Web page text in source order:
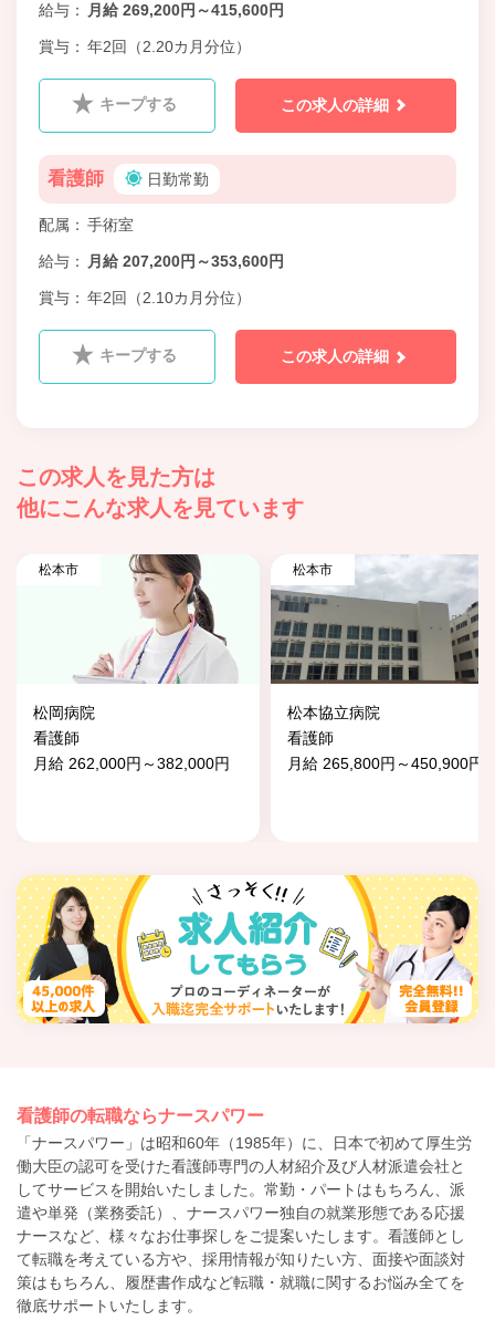
給与 月給 269,200円～415,600円
賞与 年2回（2.20カ月分位）
キープする この求人の詳細
看護師 日勤常勤
配属 手術室
給与 月給 207,200円～353,600円
賞与 年2回（2.10カ月分位）
キープする この求人の詳細
この求人を見た方は
他にこんな求人を見ています
松本市
松岡病院
看護師
月給 262,000円～382,000円
松本市
松本協立病院
看護師
月給 265,800円～450,900円
看護師の転職ならナースパワー
「ナースパワー」は昭和60年（1985年）に、日本で初めて厚生労
働大臣の認可を受けた看護師専門の人材紹介及び人材派遣会社と
してサービスを開始いたしました。常勤・パートはもちろん、派
遣や単発（業務委託）、ナースパワー独自の就業形態である応援
ナースなど、様々なお仕事探しをご提案いたします。看護師とし
て転職を考えている方や、採用情報が知りたい方、面接や面談対
策はもちろん、履歴書作成など転職・就職に関するお悩み全てを
徹底サポートいたします。